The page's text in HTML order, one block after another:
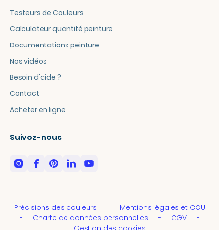
Testeurs de Couleurs
Calculateur quantité peinture
Documentations peinture
Nos vidéos
Besoin d'aide ?
Contact
Acheter en ligne
Suivez-nous
Précisions des couleurs
Mentions légales et CGU
Charte de données personnelles
CGV
Gestion des cookies